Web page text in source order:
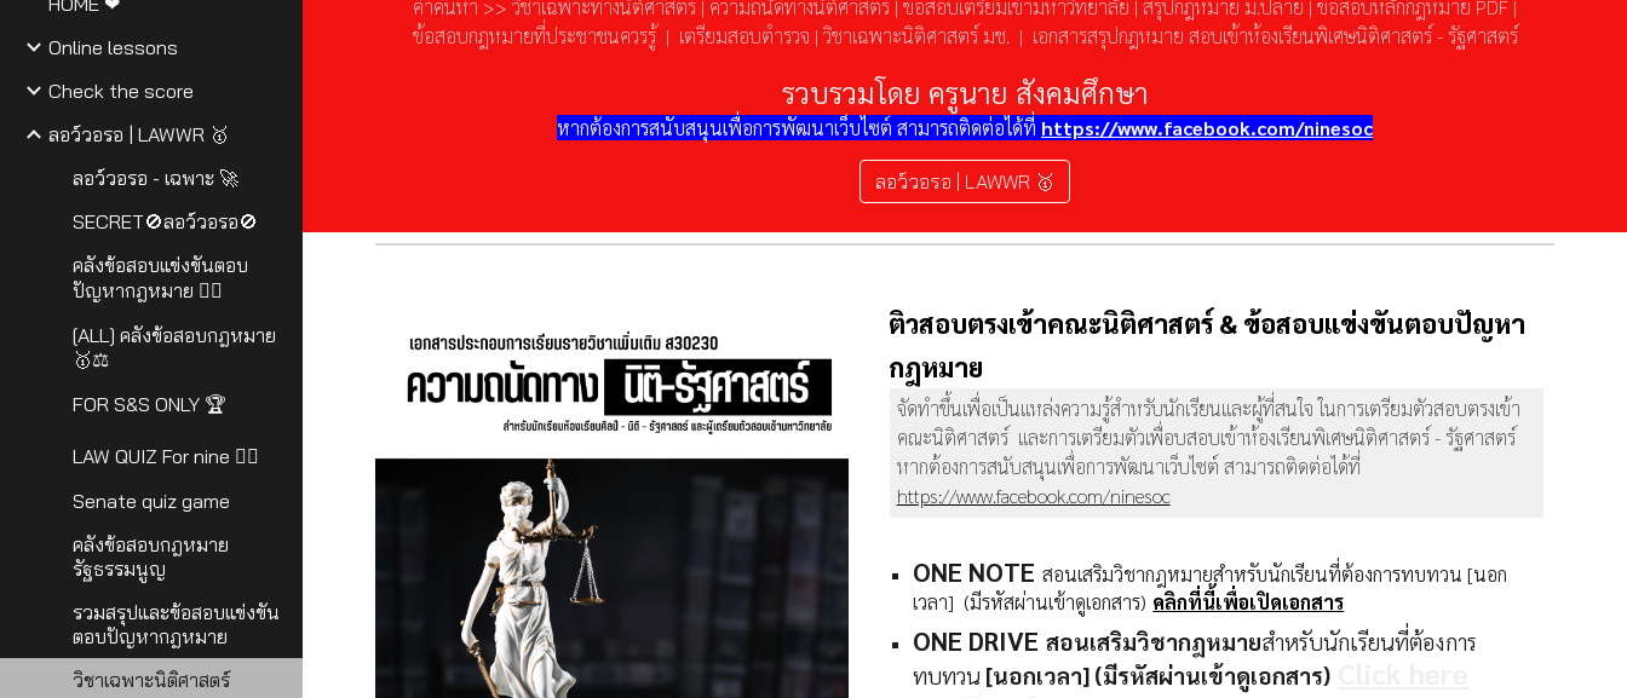
Online lessons
Check the score
ลอว์วอรอ | LAWWR 🥇
ลอว์วอรอ - เฉพาะ 🚀
SECRET🚫ลอว์วอรอ🚫
คลังข้อสอบแข่งขันตอบ
ปัญหากฎหมาย 🧑‍⚖️
[ALL] คลังข้อสอบกฎหมาย
🥇⚖
FOR S&S ONLY 🏆
LAW QUIZ For nine 🕵️‍♀️
Senate quiz game
คลังข้อสอบกฎหมาย
รัฐธรรมนูญ
รวมสรุปและข้อสอบแข่งขัน
ตอบปัญหากฎหมาย
วิชาเฉพาะนิติศาสตร์
คำค้นหา >> วิชาเฉพาะทางนิติศาสตร์ | ความถนัดทางนิติศาสตร์ | ข้อสอบเตรียมเข้ามหาวิทยาลัย | สรุปกฎหมาย ม.ปลาย | ข้อสอบหลักกฎหมาย PDF |
ข้อสอบกฎหมายที่ประชาชนควรรู้ | เตรียมสอบตำรวจ | วิชาเฉพาะนิติศาสตร์ มช. | เอกสารสรุปกฎหมาย สอบเข้าห้องเรียนพิเศษนิติศาสตร์ - รัฐศาสตร์
รวบรวมโดย ครูนาย สังคมศึกษา
หากต้องการสนับสนุนเพื่อการพัฒนาเว็บไซต์ สามารถติดต่อได้ที่ https://www.facebook.com/ninesoc
ลอว์วอรอ | LAWWR 🥇
ติวสอบตรงเข้าคณะนิติศาสตร์ & ข้อสอบแข่งขันตอบปัญหา
กฎหมาย
จัดทำขึ้นเพื่อเป็นแหล่งความรู้สำหรับนักเรียนและผู้ที่สนใจ ในการเตรียมตัวสอบตรงเข้า
คณะนิติศาสตร์ และการเตรียมตัวเพื่อบสอบเข้าห้องเรียนพิเศษนิติศาสตร์ - รัฐศาสตร์
หากต้องการสนับสนุนเพื่อการพัฒนาเว็บไซต์ สามารถติดต่อได้ที่
https://www.facebook.com/ninesoc
ONE NOTE สอนเสริมวิชากฎหมายสำหรับนักเรียนที่ต้องการทบทวน [นอก
เวลา] (มีรหัสผ่านเข้าดูเอกสาร) คลิกที่นี้เพื่อเปิดเอกสาร
ONE DRIVE สอนเสริมวิชากฎหมายสำหรับนักเรียนที่ต้องการ
ทบทวน [นอกเวลา] (มีรหัสผ่านเข้าดูเอกสาร)